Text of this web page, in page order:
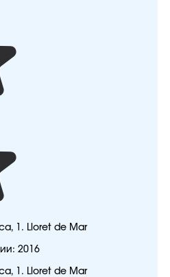
1. Lloret de Mar
2016
1. Lloret de Mar